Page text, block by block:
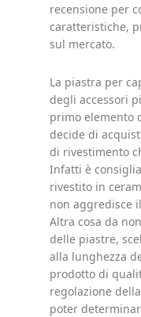
recensione per
caratteristiche,
sul mercato.
La piastra per
degli accessori
primo elemento
decide di
di rivestimento
Infatti è
rivestito in
non aggredisce
Altra cosa da
delle piastre,
alla lunghezza
prodotto di
regolazione
poter